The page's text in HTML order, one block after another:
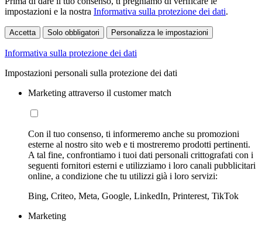
impostazioni e la nostra Informativa sulla protezione dei dati.
Accetta Solo obbligatori Personalizza le impostazioni
Informativa sulla protezione dei dati
Impostazioni personali sulla protezione dei dati
Marketing attraverso il customer match
Con il tuo consenso, ti informeremo anche su promozioni
esterne al nostro sito web e ti mostreremo prodotti pertinenti.
A tal fine, confrontiamo i tuoi dati personali crittografati con i
seguenti fornitori esterni e utilizziamo i loro canali pubblicitari
online, a condizione che tu utilizzi già i loro servizi:
Bing, Criteo, Meta, Google, LinkedIn, Printerest, TikTok
Marketing